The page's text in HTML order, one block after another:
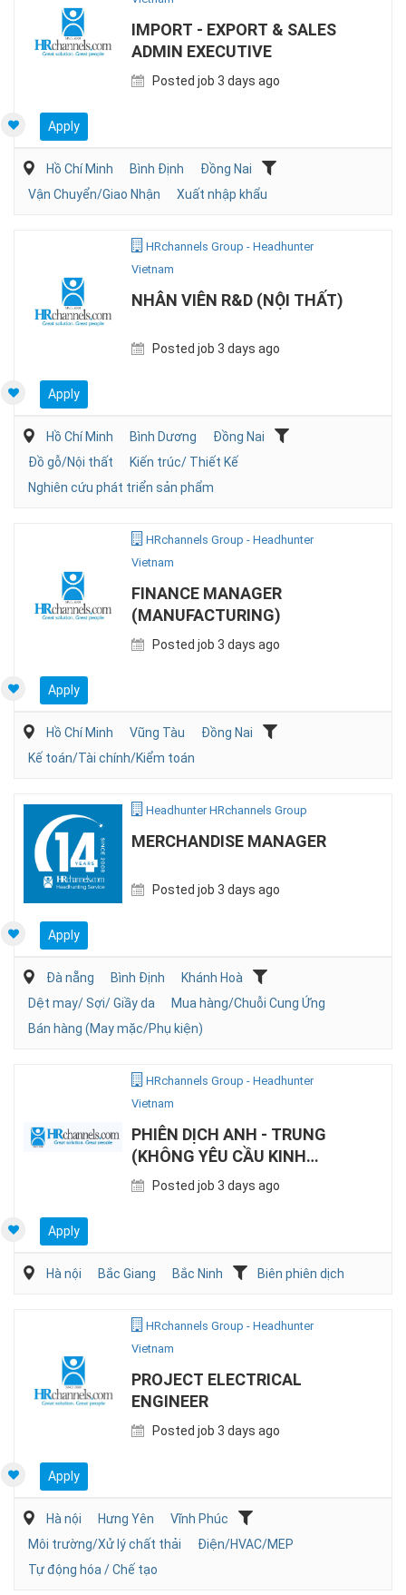
IMPORT - EXPORT & SALES
ADMIN EXECUTIVE
Posted job 3 days ago
Apply
Hồ Chí Minh Bình Định
Đồng Nai
Vận Chuyển/Giao Nhận
Xuất nhập khẩu
HRchannels Group - Headhunter
Vietnam
NHÂN VIÊN R&D (NỘI THẤT)
Posted job 3 days ago
Apply
Hồ Chí Minh Bình Dương
Đồng Nai
Đồ gỗ/Nội thất
Kiến trúc/ Thiết Kế
Nghiên cứu phát triển sản phẩm
HRchannels Group - Headhunter
Vietnam
FINANCE MANAGER
(MANUFACTURING)
Posted job 3 days ago
Apply
Hồ Chí Minh Vũng Tàu
Đồng Nai
Kế toán/Tài chính/Kiểm toán
Headhunter HRchannels Group
MERCHANDISE MANAGER
Posted job 3 days ago
Apply
Đà nẵng Bình Định
Khánh Hoà
Dệt may/ Sợi/ Giầy da
Mua hàng/Chuỗi Cung Ứng
Bán hàng (May mặc/Phụ kiện)
HRchannels Group - Headhunter
Vietnam
PHIÊN DỊCH ANH - TRUNG
(KHÔNG YÊU CẦU KINH
NGHIỆM)
Posted job 3 days ago
Apply
Hà nội Bắc Giang Bắc Ninh Biên phiên dịch
HRchannels Group - Headhunter
Vietnam
PROJECT ELECTRICAL
ENGINEER
Posted job 3 days ago
Apply
Hà nội Hưng Yên
Vĩnh Phúc
Môi trường/Xử lý chất thải
Điện/HVAC/MEP
Tự động hóa / Chế tạo